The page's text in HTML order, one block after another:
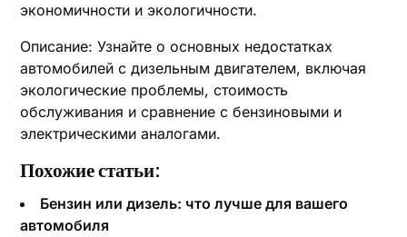
экономичности и экологичности.
Описание: Узнайте о основных недостатках
автомобилей с дизельным двигателем, включая
экологические проблемы, стоимость
обслуживания и сравнение с бензиновыми и
электрическими аналогами.
Похожие статьи:
Бензин или дизель: что лучше для вашего
автомобиля